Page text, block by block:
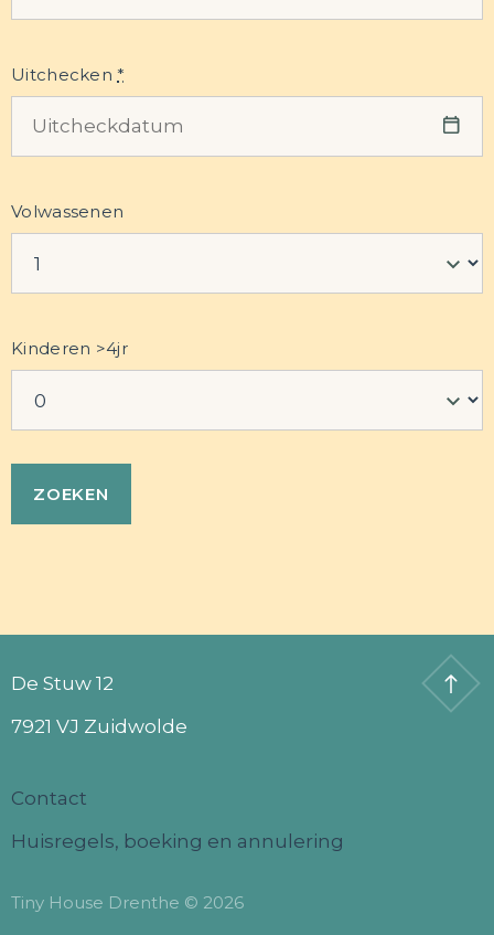
Uitchecken*
Volwassenen
Kinderen >4jr
De Stuw 12
7921 VJ Zuidwolde
Contact
Huisregels, boeking en annulering
Tiny House Drenthe © 2026